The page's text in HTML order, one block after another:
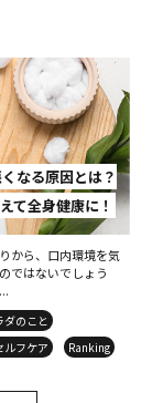
なる原因とは？
て全身健康に！
から、口内環境を気
ではないでしょう
ダのこと
ルフケア Ranking